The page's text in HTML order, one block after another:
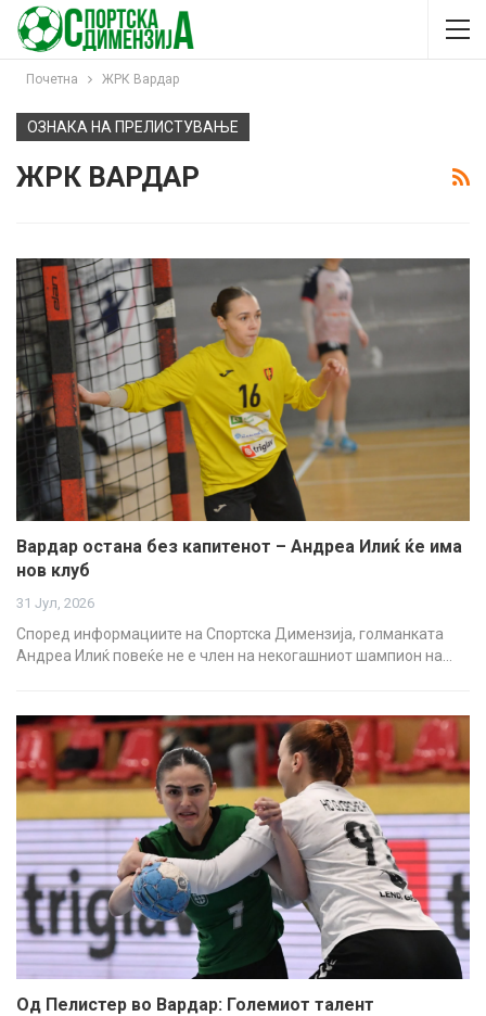
Почетна ЖРК Вардар
ОЗНАКА НА ПРЕЛИСТУВАЊЕ
ЖРК ВАРДАР
Вардар остана без капитенот – Андреа Илиќ ќе има
нов клуб
31 Јул, 2026
Според информациите на Спортска Димензија, голманката
Андреа Илиќ повеќе не е член на некогашниот шампион на…
Од Пелистер во Вардар: Големиот талент